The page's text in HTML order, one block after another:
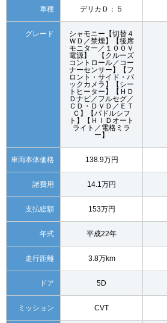
車種 デリカＤ：５
グレード
シャモニー【切替４
ＷＤ／禁煙】【後席
モニター／１００Ｖ
電源】 【クルーズ
コントロール／コー
ナーセンサー】【フ
ロント・サイド・バ
ックカメラ】【シー
トヒーター】【ＨＤ
Ｄナビ／フルセグ／
ＣＤ・ＤＶＤ／ＥＴ
Ｃ】【パドルシフ
ト】【ＨＩＤオート
ライト／電格ミラ
ー】
車両本体価格 138.9万円
諸費用 14.1万円
支払総額 153万円
年式 平成22年
走行距離 3.8万km
ドア 5D
ミッション CVT